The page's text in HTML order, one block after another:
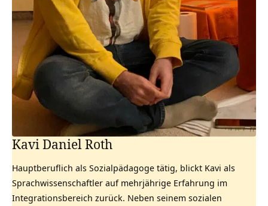
Kavi Daniel Roth
Hauptberuflich als Sozialpädagoge tätig, blickt Kavi als
Sprachwissenschaftler auf mehrjährige Erfahrung im
Integrationsbereich zurück. Neben seinem sozialen